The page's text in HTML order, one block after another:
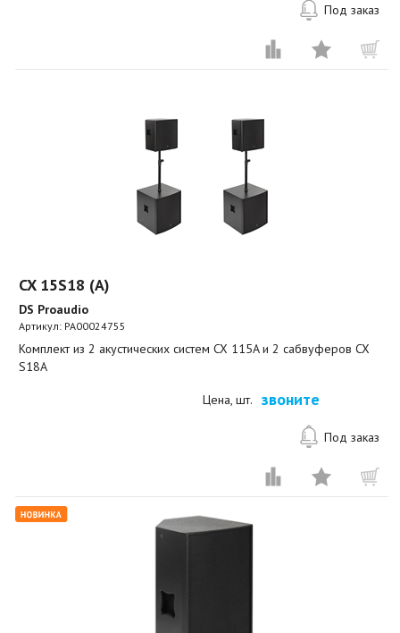
Под заказ
CX 15S18 (A)
DS Proaudio
Артикул: PA00024755
Комплект из 2 акустических систем CX 115A и 2 сабвуферов CX
S18A
Цена, шт. звоните
Под заказ